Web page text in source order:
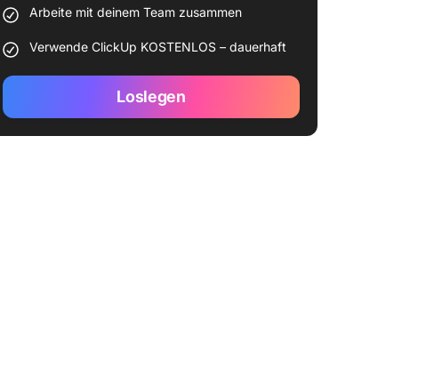
Arbeite mit deinem Team zusammen
Verwende ClickUp KOSTENLOS – dauerhaft
Loslegen